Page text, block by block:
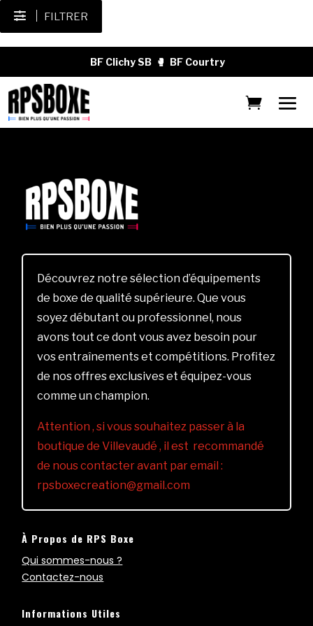
FILTRER
BF Clichy SB 🥊 BF Courtry
Découvrez notre sélection d’équipements
de boxe de qualité supérieure. Que vous
soyez débutant ou professionnel, nous
avons tout ce dont vous avez besoin pour
vos entraînements et compétitions. Profitez
de nos offres exclusives et équipez-vous
comme un champion.
Attention , si vous souhaitez passer à la
boutique de Villevaudé , il est recommandé
de nous contacter avant par email :
rpsboxecreation@gmail.com
À Propos de RPS Boxe
Qui sommes-nous ?
Contactez-nous
Informations Utiles